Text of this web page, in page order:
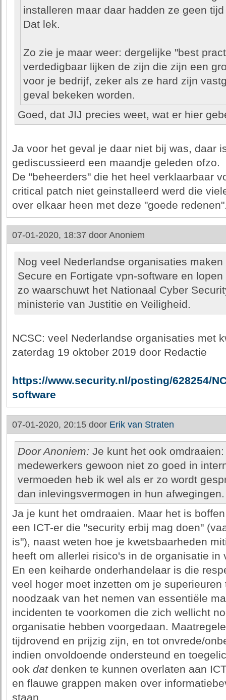
installeren maar daar hadden ze geen
Dat lek.
Zo zie je maar weer: dergelijke "best
verdedigbaar lijken de zijn die zijn een
voor je bedrijf, zeker als ze hard zijn
geval bekeken worden.
Goed, dat JIJ precies weet, wat er hier
Ja voor het geval je daar niet bij was, daar
gediscussieerd een maandje geleden ofzo.
De "beheerders" die het heel verklaarbaar
critical patch niet geinstalleerd werd die
over elkaar heen met deze "goede
07-01-2020, 18:37 door Anoniem
Nog veel Nederlandse organisaties
Secure en Fortigate vpn-software en
zo waarschuwt het Nationaal Cyber
ministerie van Justitie en Veiligheid.
NCSC: veel Nederlandse organisaties met
zaterdag 19 oktober 2019 door Redactie
https://www.security.nl/posting/628254/
software
07-01-2020, 20:15 door Erik van Straten
Door Anoniem: Je kunt het ook
medewerkers gewoon niet zo goed in
vermoeden heb ik wel als er zo wordt
dan inlevingsvermogen in hun afwegingen.
Ja je kunt het omdraaien. Maar het is
een ICT-er die "security erbij mag doen"
is"), naast weten hoe je kwetsbaarheden
heeft om allerlei risico's in de organisatie in
En een keiharde onderhandelaar is die
veel hoger moet inzetten om je
noodzaak van het nemen van essentiële
incidenten te voorkomen die zich wellicht
organisatie hebben voorgedaan.
tijdrovend en prijzig zijn, en tot onvrede/
indien onvoldoende ondersteund en
ook dat denken te kunnen overlaten aan
en flauwe grappen maken over
staan.